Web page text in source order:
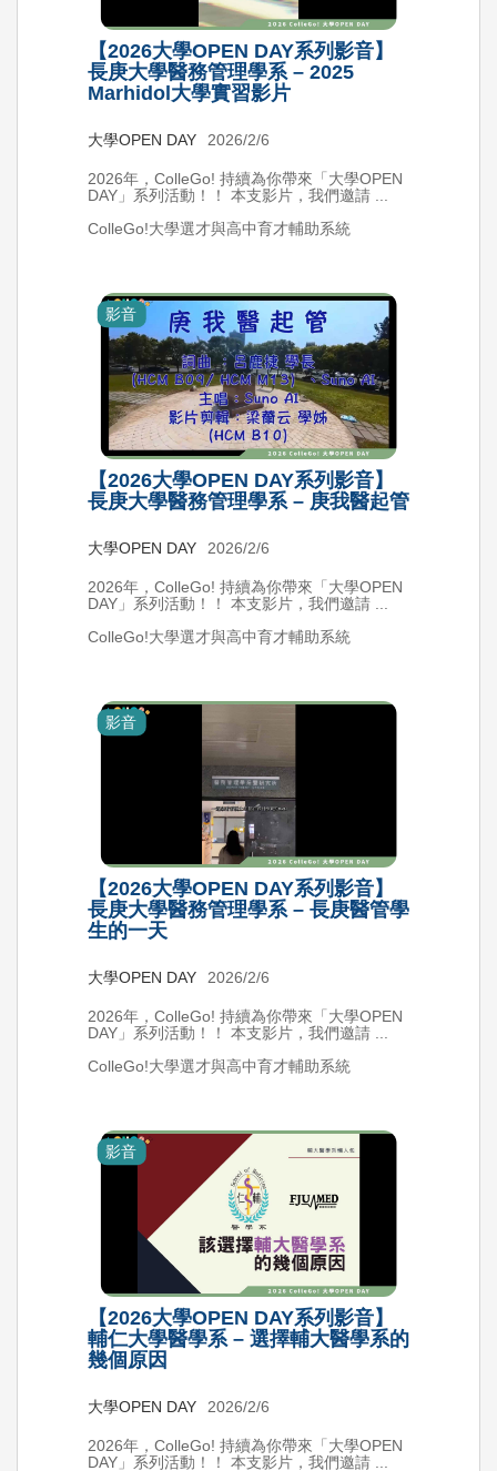
【2026大學OPEN DAY系列影音】
長庚大學醫務管理學系 – 2025
Marhidol大學實習影片
大學OPEN DAY 2026/2/6
2026年，ColleGo! 持續為你帶來「大學OPEN
DAY」系列活動！！ 本支影片，我們邀請 ...
ColleGo!大學選才與高中育才輔助系統
影音
【2026大學OPEN DAY系列影音】
長庚大學醫務管理學系 – 庚我醫起管
大學OPEN DAY 2026/2/6
2026年，ColleGo! 持續為你帶來「大學OPEN
DAY」系列活動！！ 本支影片，我們邀請 ...
ColleGo!大學選才與高中育才輔助系統
影音
【2026大學OPEN DAY系列影音】
長庚大學醫務管理學系 – 長庚醫管學
生的一天
大學OPEN DAY 2026/2/6
2026年，ColleGo! 持續為你帶來「大學OPEN
DAY」系列活動！！ 本支影片，我們邀請 ...
ColleGo!大學選才與高中育才輔助系統
影音
【2026大學OPEN DAY系列影音】
輔仁大學醫學系 – 選擇輔大醫學系的
幾個原因
大學OPEN DAY 2026/2/6
2026年，ColleGo! 持續為你帶來「大學OPEN
DAY」系列活動！！ 本支影片，我們邀請 ...